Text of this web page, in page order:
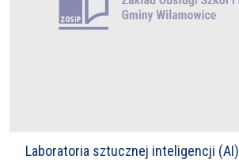
Laboratoria sztucznej inteligencji (AI)